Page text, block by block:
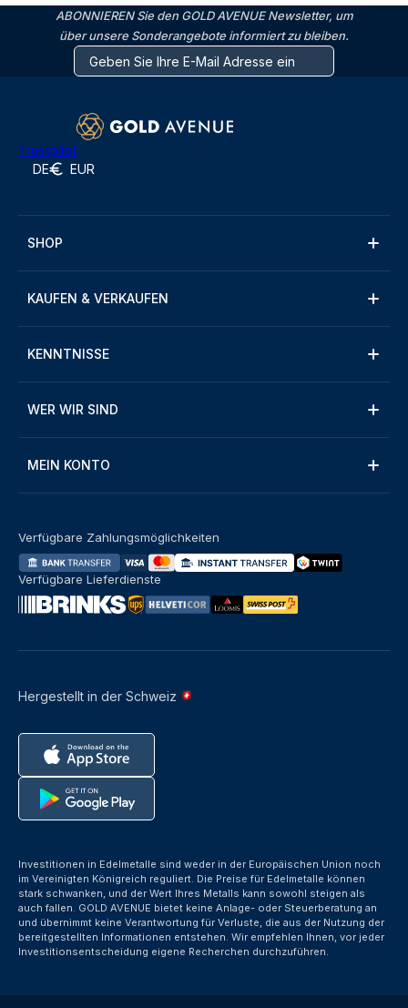
ABONNIEREN Sie den GOLD AVENUE Newsletter, um
über unsere Sonderangebote informiert zu bleiben.
Trustpilot
DE EUR
SHOP
KAUFEN & VERKAUFEN
KENNTNISSE
WER WIR SIND
MEIN KONTO
Hergestellt in der Schweiz
Verfügbare Zahlungsmöglichkeiten
Verfügbare Lieferdienste
Investitionen in Edelmetalle sind weder in der Europäischen Union noch
im Vereinigten Königreich reguliert. Die Preise für Edelmetalle können
stark schwanken, und der Wert Ihres Metalls kann sowohl steigen als
auch fallen. GOLD AVENUE bietet keine Anlage- oder Steuerberatung an
und übernimmt keine Verantwortung für Verluste, die aus der Nutzung der
bereitgestellten Informationen entstehen. Wir empfehlen Ihnen, vor jeder
Investitionsentscheidung eigene Recherchen durchzuführen.